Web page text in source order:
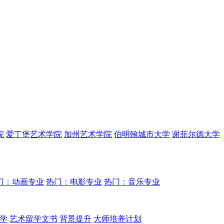
爱丁堡艺术学院 加州艺术学院 伯明翰城市大学 谢菲尔德大学
：动画专业 热门：电影专业 热门：音乐专业
艺术留学文书 背景提升 大师培养计划